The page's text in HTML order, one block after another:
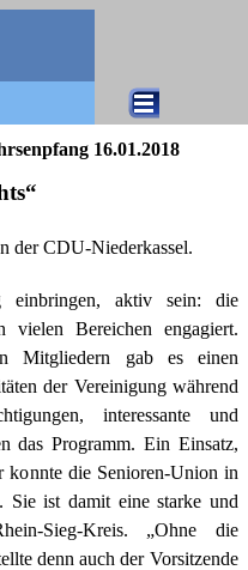
16.01.2018
der CDU-Niederkassel.
einbringen, aktiv sein: die
vielen Bereichen engagiert.
Mitgliedern gab es einen
der Vereinigung während
interessante und
das Programm. Ein Einsatz,
konnte die Senioren-Union in
Sie ist damit eine starke und
Sieg-Kreis. „Ohne die
denn auch der Vorsitzende